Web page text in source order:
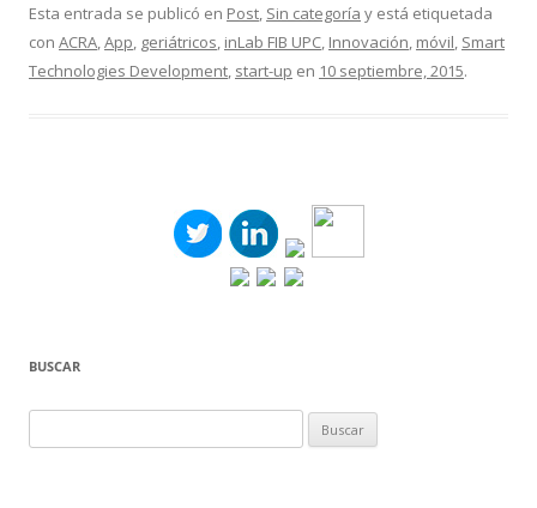
Esta entrada se publicó en Post, Sin categoría y está etiquetada
con ACRA,App, geriátricos, inLab FIB UPC, Innovación, móvil, Smart
Technologies Development, start-up en 10 septiembre, 2015.
BUSCAR